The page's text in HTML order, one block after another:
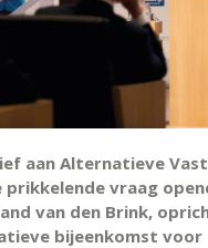
aan Alternatieve
prikkelende vraag
van den Brink,
bijeenkomst voor